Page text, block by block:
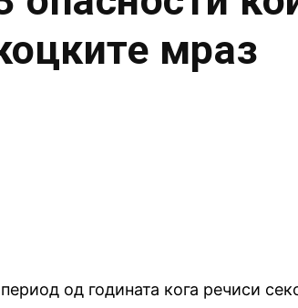
мраз
од годината кога речиси